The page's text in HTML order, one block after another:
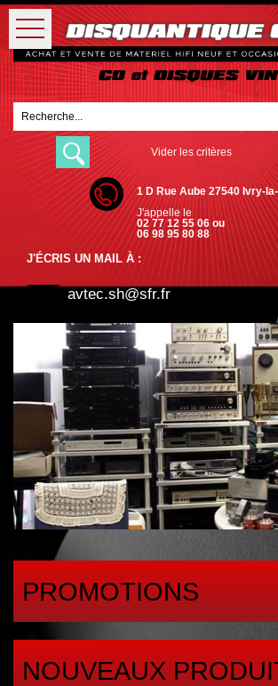
Vider les critères
1 D Rue Aube 27540 Ivry-
J'appelle le
02 77 12 55 06 ou
06 98 95 80 88
J'ÉCRIS UN MAIL À :
avtec.sh@sfr.fr
PROMOTIONS
NOUVEAUX